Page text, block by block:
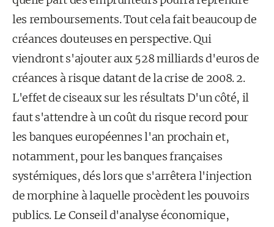
les remboursements. Tout cela fait beaucoup de
créances douteuses en perspective. Qui
viendront s'ajouter aux 528 milliards d'euros de
créances à risque datant de la crise de 2008. 2.
L'effet de ciseaux sur les résultats D'un côté, il
faut s'attendre à un coût du risque record pour
les banques européennes l'an prochain et,
notamment, pour les banques françaises
systémiques, dés lors que s'arrêtera l'injection
de morphine à laquelle procèdent les pouvoirs
publics. Le Conseil d'analyse économique,